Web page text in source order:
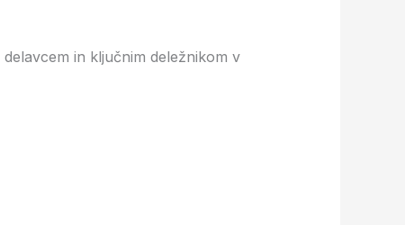
in ključnim deležnikom v